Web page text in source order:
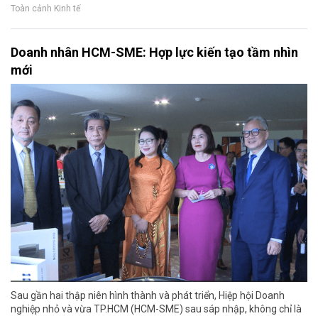
Toàn cảnh Kinh tế
Doanh nhân HCM-SME: Hợp lực kiến tạo tầm nhìn
mới
Sau gần hai thập niên hình thành và phát triển, Hiệp hội Doanh
nghiệp nhỏ và vừa TP.HCM (HCM-SME) sau sáp nhập, không chỉ là